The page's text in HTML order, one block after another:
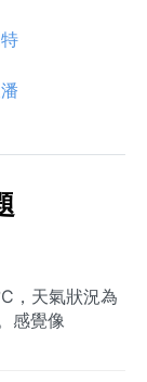
，天氣狀況為
感覺像